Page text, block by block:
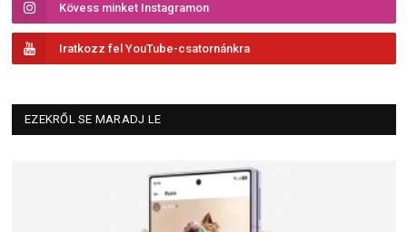
Kövess minket Instagramon
Iratkozz fel YouTube-csatornánkra
EZEKRŐL SE MARADJ LE